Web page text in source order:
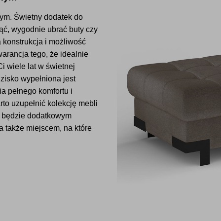
Świetny dodatek do
wygodnie ubrać buty czy
konstrukcja i możliwość
tego, że idealnie
wiele lat w świetnej
wypełniona jest
pełnego komfortu i
uzupełnić kolekcję mebli
dodatkowym
także miejscem, na które